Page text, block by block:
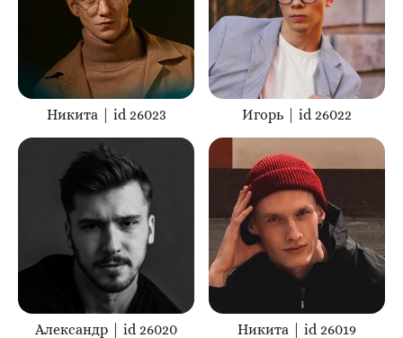
Никита | id 26023 Игорь | id 26022
Александр | id 26020 Никита | id 26019